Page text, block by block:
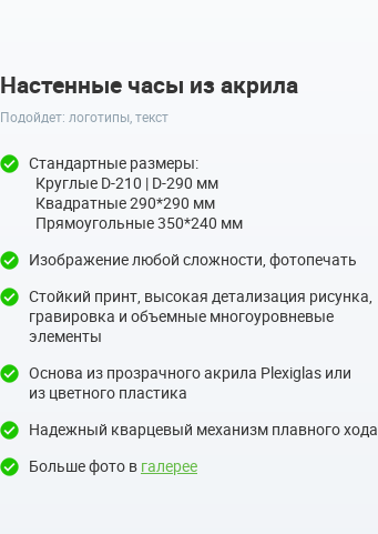
Настенные часы из акрила
Подойдет: логотипы, текст
Стандартные размеры:
Круглые D-210 | D-290 мм
Квадратные 290*290 мм
Прямоугольные 350*240 мм
Изображение любой сложности, фотопечать
Стойкий принт, высокая детализация рисунка,
гравировка и объемные многоуровневые
элементы
Основа из прозрачного акрила Plexiglas или
из цветного пластика
Надежный кварцевый механизм плавного хода
Больше фото в галерее